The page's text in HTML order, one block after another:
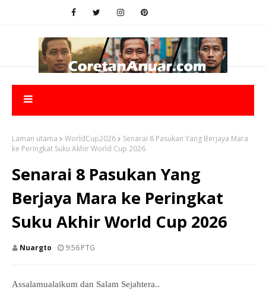
Laman utama WorldCup2026
Senarai 8 Pasukan Yang Berjaya Mara
ke Peringkat Suku Akhir World Cup 2026
Senarai 8 Pasukan Yang
Berjaya Mara ke Peringkat
Suku Akhir World Cup 2026
Nuargto 9:56 PTG
Assalamualaikum dan Salam Sejahtera..